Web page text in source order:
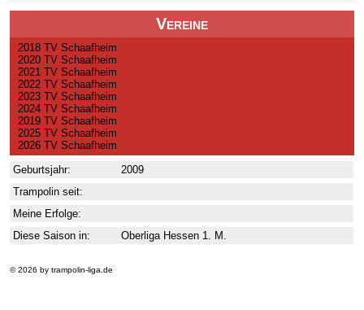
Vereine
2018 TV Schaafheim
2020 TV Schaafheim
2021 TV Schaafheim
2022 TV Schaafheim
2023 TV Schaafheim
2024 TV Schaafheim
2019 TV Schaafheim
2025 TV Schaafheim
2026 TV Schaafheim
Geburtsjahr:
2009
Trampolin seit:
Meine Erfolge:
Diese Saison in:
Oberliga Hessen 1. M.
© 2026 by trampolin-liga.de